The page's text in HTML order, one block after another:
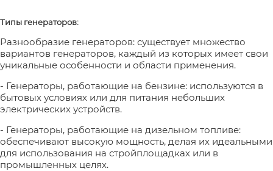
Типы генераторов:
Разнообразие генераторов: существует множество
вариантов генераторов, каждый из которых имеет свои
уникальные особенности и области применения.
- Генераторы, работающие на бензине: используются в
бытовых условиях или для питания небольших
электрических устройств.
- Генераторы, работающие на дизельном топливе:
обеспечивают высокую мощность, делая их идеальными
для использования на стройплощадках или в
промышленных целях.